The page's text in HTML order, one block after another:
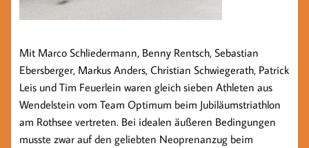
Mit Marco Schliedermann, Benny Rentsch, Sebastian
Ebersberger, Markus Anders, Christian Schwiegerath, Patrick
Leis und Tim Feuerlein waren gleich sieben Athleten aus
Wendelstein vom Team Optimum beim Jubiläumstriathlon
am Rothsee vertreten. Bei idealen äußeren Bedingungen
musste zwar auf den geliebten Neoprenanzug beim